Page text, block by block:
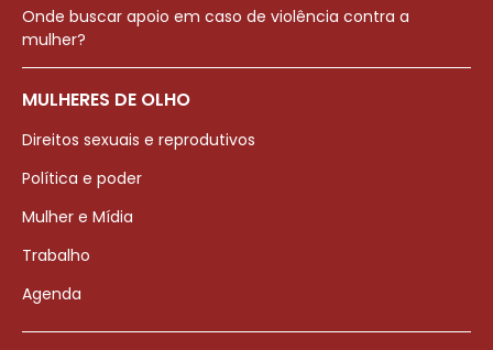
Onde buscar apoio em caso de violência contra a
mulher?
MULHERES DE OLHO
Direitos sexuais e reprodutivos
Política e poder
Mulher e Mídia
Trabalho
Agenda